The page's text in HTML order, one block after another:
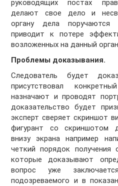
руководящих постах
делают свое дело и
органу дела
приводит к потере
возложенных на данный
Проблемы доказывания.
Следователь будет
присутствовал
назначают и проводят
доказательство будет
эксперт сверяет скриншот
фигурант со скриншотом
внизу экрана например
четкий порядок получения
которые доказывают
вопрос уже
подозреваемого и в